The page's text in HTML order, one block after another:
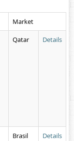
Market
Qatar Details
Brasil Details